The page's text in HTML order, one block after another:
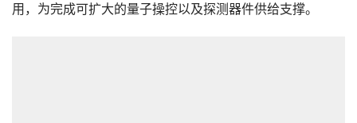
用，为完成可扩大的量子操控以及探测器件供给支撑。